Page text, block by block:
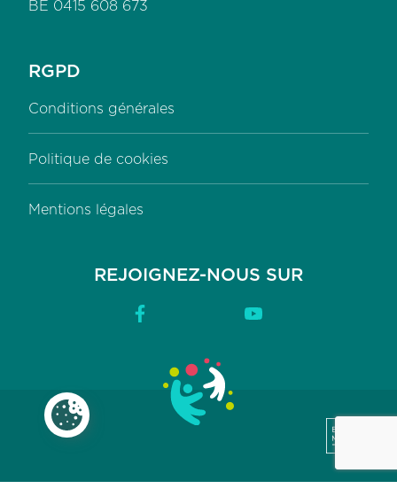
BE 0415 608 673
RGPD
Conditions générales
Politique de cookies
Mentions légales
REJOIGNEZ-NOUS SUR
Facebook YouTube
Paramètres des cookies